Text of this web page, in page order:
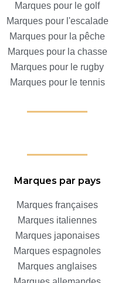
Marques pour le golf
Marques pour l'escalade
Marques pour la pêche
Marques pour la chasse
Marques pour le rugby
Marques pour le tennis
Marques par pays
Marques françaises
Marques italiennes
Marques japonaises
Marques espagnoles
Marques anglaises